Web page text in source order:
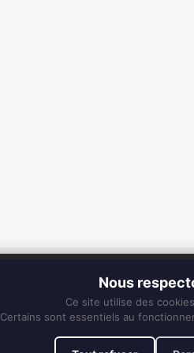
Fixe :
Nous
Ce site utilise des
Certains sont essentiels au